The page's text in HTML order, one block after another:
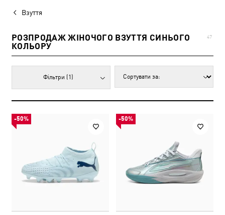
Взуття
РОЗПРОДАЖ ЖІНОЧОГО ВЗУТТЯ СИНЬОГО
КОЛЬОРУ
47
Фільтри (1)
-50% -50%